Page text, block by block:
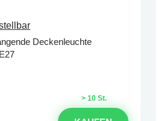
Deckenleuchte
> 10 St.